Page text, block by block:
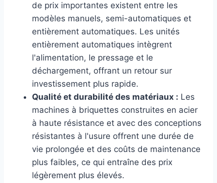
de prix importantes existent entre les
modèles manuels, semi-automatiques et
entièrement automatiques. Les unités
entièrement automatiques intègrent
l'alimentation, le pressage et le
déchargement, offrant un retour sur
investissement plus rapide.
Qualité et durabilité des matériaux : Les
machines à briquettes construites en acier
à haute résistance et avec des conceptions
résistantes à l'usure offrent une durée de
vie prolongée et des coûts de maintenance
plus faibles, ce qui entraîne des prix
légèrement plus élevés.